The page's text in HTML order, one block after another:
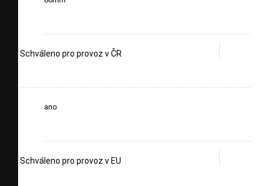
Schváleno pro provoz v ČR
ano
Schváleno pro provoz v EU